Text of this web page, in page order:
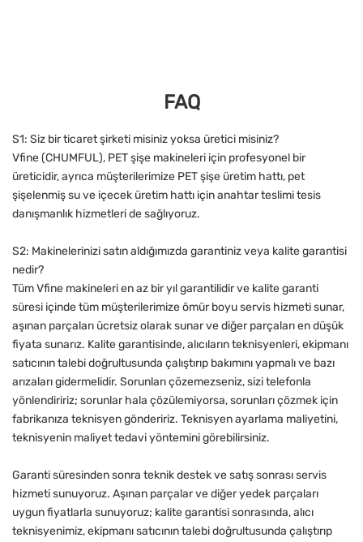
FAQ
S1: Siz bir ticaret şirketi misiniz yoksa üretici misiniz?
Vfine (CHUMFUL), PET şişe makineleri için profesyonel bir
üreticidir, ayrıca müşterilerimize PET şişe üretim hattı, pet
şişelenmiş su ve içecek üretim hattı için anahtar teslimi tesis
danışmanlık hizmetleri de sağlıyoruz.
S2: Makinelerinizi satın aldığımızda garantiniz veya kalite garantisi
nedir?
Tüm Vfine makineleri en az bir yıl garantilidir ve kalite garanti
süresi içinde tüm müşterilerimize ömür boyu servis hizmeti sunar,
aşınan parçaları ücretsiz olarak sunar ve diğer parçaları en düşük
fiyata sunarız. Kalite garantisinde, alıcıların teknisyenleri, ekipmanı
satıcının talebi doğrultusunda çalıştırıp bakımını yapmalı ve bazı
arızaları gidermelidir. Sorunları çözemezseniz, sizi telefonla
yönlendiririz; sorunlar hala çözülemiyorsa, sorunları çözmek için
fabrikanıza teknisyen göndeririz. Teknisyen ayarlama maliyetini,
teknisyenin maliyet tedavi yöntemini görebilirsiniz.
Garanti süresinden sonra teknik destek ve satış sonrası servis
hizmeti sunuyoruz. Aşınan parçalar ve diğer yedek parçaları
uygun fiyatlarla sunuyoruz; kalite garantisi sonrasında, alıcı
teknisyenimiz, ekipmanı satıcının talebi doğrultusunda çalıştırıp